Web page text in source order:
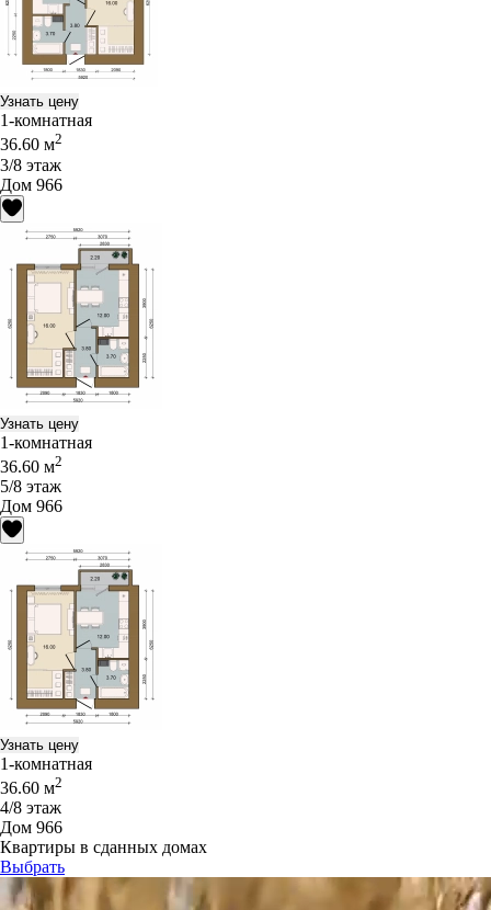
Узнать цену
1-комнатная
36.60 м2
3/8 этаж
Дом 966
Узнать цену
1-комнатная
36.60 м2
5/8 этаж
Дом 966
Узнать цену
1-комнатная
36.60 м2
4/8 этаж
Дом 966
Квартиры в сданных домах
Выбрать